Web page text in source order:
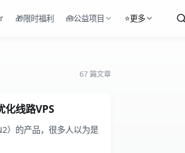
🎁限时福利 🧰公益项目 ⭐更多
67 篇文章
化线路VPS
）的产品，很多人以为是